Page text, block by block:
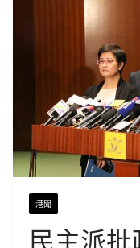
港聞
民主派